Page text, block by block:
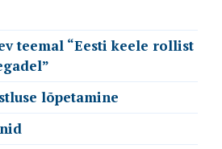
teemal “Eesti keele rollist
lõpetamine